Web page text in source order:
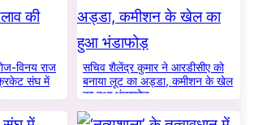
विनय राज
संघ में
सचिव शैलेंद्र कुमार ने आरडीसीए को
बनाया लूट का अड्डा, कमीशन के खेल
का हुआ भंडाफोड़